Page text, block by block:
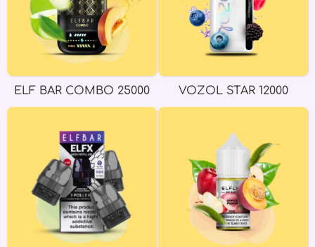
ELF BAR COMBO 25000 VOZOL STAR 12000